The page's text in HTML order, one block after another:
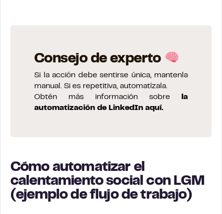
Consejo de experto
Si la acción debe sentirse única, mantenla
manual. Si es repetitiva, automatízala.
Obtén más información sobre
la
automatización de LinkedIn aquí.
Cómo automatizar el
calentamiento social con LGM
(ejemplo de flujo de trabajo)